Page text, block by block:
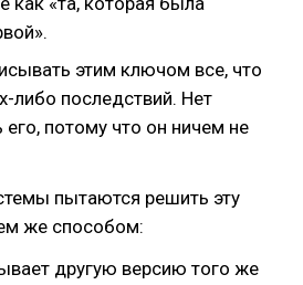
этим ключом все, что
либо последствий. Нет
его, потому что он ничем не
пытаются решить эту
же способом:
другую версию того же